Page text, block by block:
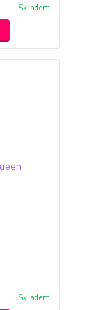
Skladem
Skladem